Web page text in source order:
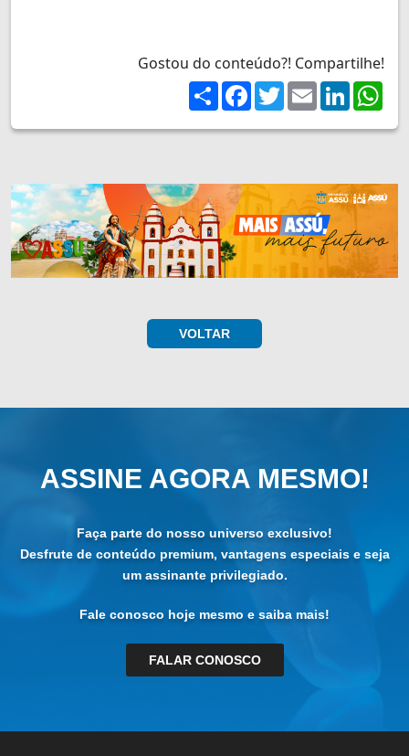
Gostou do conteúdo?! Compartilhe!
ShareFacebook
TwitterEmailLinkedIn
VOLTAR
ASSINE AGORA MESMO!
Faça parte do nosso universo exclusivo!
Desfrute de conteúdo premium, vantagens especiais e seja
um assinante privilegiado.
Fale conosco hoje mesmo e saiba mais!
FALAR CONOSCO